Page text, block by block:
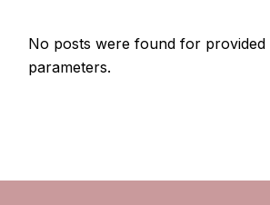
No posts were found for provided
parameters.